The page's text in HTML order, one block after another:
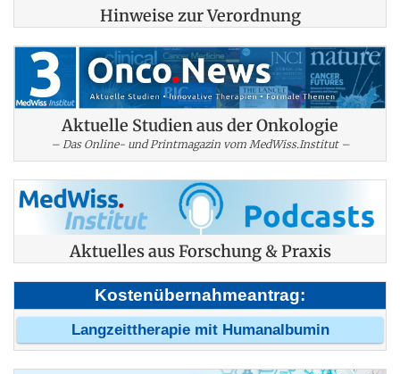
Hinweise zur Verordnung
Aktuelle Studien aus der Onkologie
– Das Online- und Printmagazin vom MedWiss.Institut –
Aktuelles aus Forschung & Praxis
Kostenübernahmeantrag:
Langzeittherapie mit Humanalbumin